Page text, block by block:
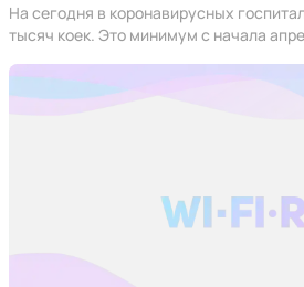
На сегодня в коронавирусных
тысяч коек. Это минимум с начала